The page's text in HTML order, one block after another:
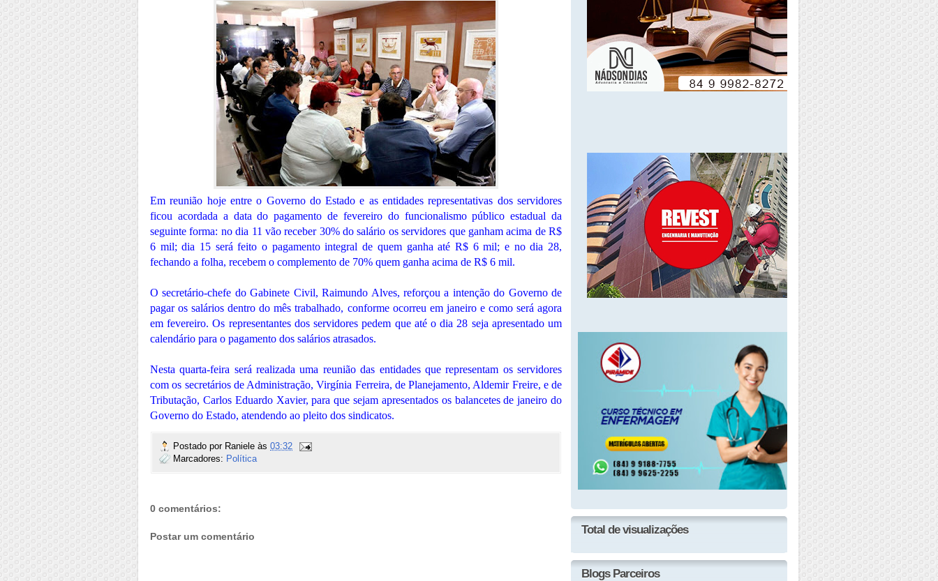
Em reunião hoje entre o Governo do Estado e as entidades representativas dos servidores
ficou acordada a data do pagamento de fevereiro do funcionalismo público estadual da
seguinte forma: no dia 11 vão receber 30% do salário os servidores que ganham acima de R$
6 mil; dia 15 será feito o pagamento integral de quem ganha até R$ 6 mil; e no dia 28,
fechando a folha, recebem o complemento de 70% quem ganha acima de R$ 6 mil.
O secretário-chefe do Gabinete Civil, Raimundo Alves, reforçou a intenção do Governo de
pagar os salários dentro do mês trabalhado, conforme ocorreu em janeiro e como será agora
em fevereiro. Os representantes dos servidores pedem que até o dia 28 seja apresentado um
calendário para o pagamento dos salários atrasados.
Nesta quarta-feira será realizada uma reunião das entidades que representam os servidores
com os secretários de Administração, Virgínia Ferreira, de Planejamento, Aldemir Freire, e de
Tributação, Carlos Eduardo Xavier, para que sejam apresentados os balancetes de janeiro do
Governo do Estado, atendendo ao pleito dos sindicatos.
Postado por Raniele às 03:32
Marcadores: Política
0 comentários:
Postar um comentário
Total de visualizações
Blogs Parceiros